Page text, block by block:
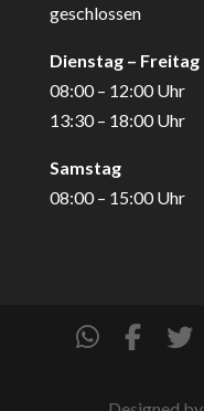
geschlossen
Dienstag – Freitag
08:00 – 12:00 Uhr
13:30 – 18:00 Uhr
Samstag
08:00 – 15:00 Uhr